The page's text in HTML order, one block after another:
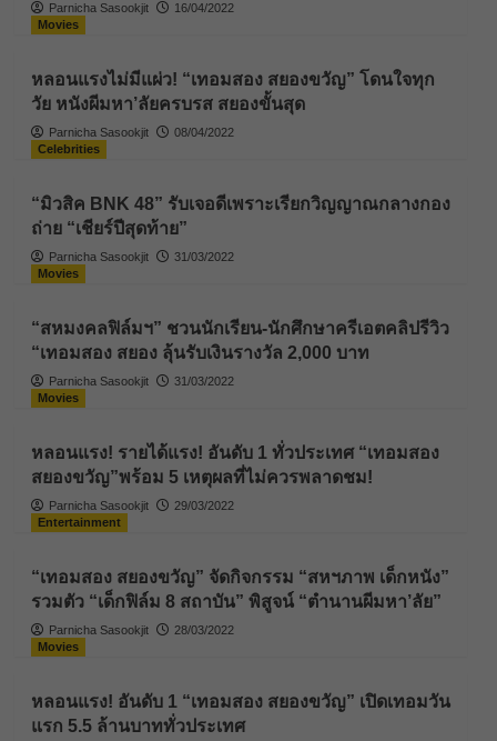
Parnicha Sasookjit
16/04/2022
Movies
หลอนแรงไม่มีแผ่ว! “เทอมสอง สยองขวัญ” โดนใจทุก
วัย หนังผีมหา’ลัยครบรส สยองขั้นสุด
Parnicha Sasookjit
08/04/2022
Celebrities
“มิวสิค BNK 48” รับเจอดีเพราะเรียกวิญญาณกลางกอง
ถ่าย “เชียร์ปีสุดท้าย”
Parnicha Sasookjit
31/03/2022
Movies
“สหมงคลฟิล์มฯ” ชวนนักเรียน-นักศึกษาครีเอตคลิปรีวิว
“เทอมสอง สยอง ลุ้นรับเงินรางวัล 2,000 บาท
Parnicha Sasookjit
31/03/2022
Movies
หลอนแรง! รายได้แรง! อันดับ 1 ทั่วประเทศ “เทอมสอง
สยองขวัญ”พร้อม 5 เหตุผลที่ไม่ควรพลาดชม!
Parnicha Sasookjit
29/03/2022
Entertainment
“เทอมสอง สยองขวัญ” จัดกิจกรรม “สหฯภาพ เด็กหนัง”
รวมตัว “เด็กฟิล์ม 8 สถาบัน” พิสูจน์ “ตำนานผีมหา’ลัย”
Parnicha Sasookjit
28/03/2022
Movies
หลอนแรง! อันดับ 1 “เทอมสอง สยองขวัญ” เปิดเทอมวัน
แรก 5.5 ล้านบาททั่วประเทศ